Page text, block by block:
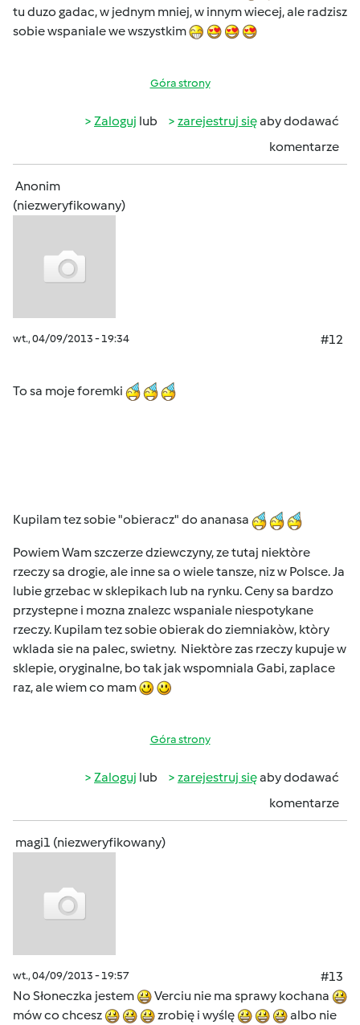
tu duzo gadac, w jednym mniej, w innym wiecej, ale radzisz
sobie wspaniale we wszystkim
Góra strony
Zaloguj lub zarejestruj sięaby dodawać
komentarze
Anonim
(niezweryfikowany)
wt., 04/09/2013 - 19:34 #12
To sa moje foremki
Kupilam tez sobie "obieracz" do ananasa
Powiem Wam szczerze dziewczyny, ze tutaj niektòre
rzeczy sa drogie, ale inne sa o wiele tansze, niz w Polsce. Ja
lubie grzebac w sklepikach lub na rynku. Ceny sa bardzo
przystepne i mozna znalezc wspaniale niespotykane
rzeczy. Kupilam tez sobie obierak do ziemniakòw, ktòry
wklada sie na palec, swietny. Niektòre zas rzeczy kupuje w
sklepie, oryginalne, bo tak jak wspomniala Gabi, zaplace
raz, ale wiem co mam
Góra strony
Zaloguj lub zarejestruj sięaby dodawać
komentarze
magi1 (niezweryfikowany)
wt., 04/09/2013 - 19:57
#13
No Słoneczka jestem
Verciu nie ma sprawy kochana
mów co chcesz
zrobię i wyślę
albo nie